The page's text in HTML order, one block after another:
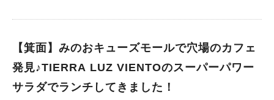
場などで早くて3日、平均で1週間ほどかかるそうです。 一番上
じく醤油麹、手前の緑色が中華麹、奥のオレンジ色がトマト麹、
右がコンソメ麹です。色とりどりでなんだかかわいいです。これ
ですね。 出典：リビング北摂Web お話をお伺いした、店長の菊
は、可愛いミニサイズのキウイフルーツやブドウ、ブルーベリー
に、ヘルシーで最高です！！ モーニングは、スープとパンのセ
ットをいただきました。 この日のスープは人参で、一緒に行っ
【箕面】みのおキューズモールで穴場のカフェ
発見♪TIERRA LUZ VIENTOのスーパーパワー
サラダでランチしてきました！